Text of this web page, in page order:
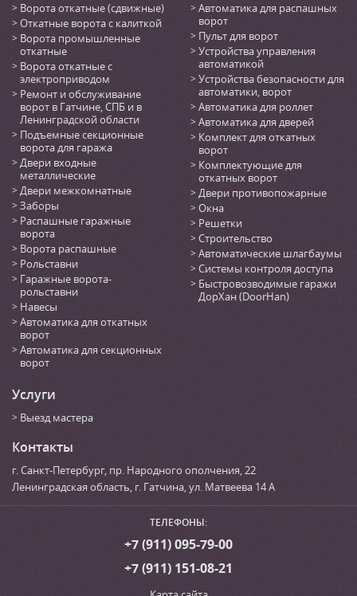
Ворота откатные (сдвижные)
Откатные ворота с калиткой
Ворота промышленные
откатные
Ворота откатные с
электроприводом
Ремонт и обслуживание
ворот в Гатчине, СПБ и в
Ленинградской области
Подъемные секционные
ворота для гаража
Двери входные
металлические
Двери межкомнатные
Заборы
Распашные гаражные
ворота
Ворота распашные
Рольставни
Гаражные ворота-
рольставни
Навесы
Автоматика для откатных
ворот
Автоматика для секционных
ворот
Автоматика для распашных
ворот
Пульт для ворот
Устройства управления
автоматикой
Устройства безопасности для
автоматики, ворот
Автоматика для роллет
Автоматика для дверей
Комплект для откатных
ворот
Комплектующие для
откатных ворот
Двери противопожарные
Окна
Решетки
Строительство
Автоматические шлагбаумы
Системы контроля доступа
Быстровозводимые гаражи
ДорХан (DoorHan)
Услуги
Выезд мастера
Контакты
г. Санкт-Петербург, пр. Народного ополчения, 22
Ленинградская область, г. Гатчина,ул. Матвеева 14 А
ТЕЛЕФОНЫ:
+7 (911) 095-79-00
+7 (911) 151-08-21